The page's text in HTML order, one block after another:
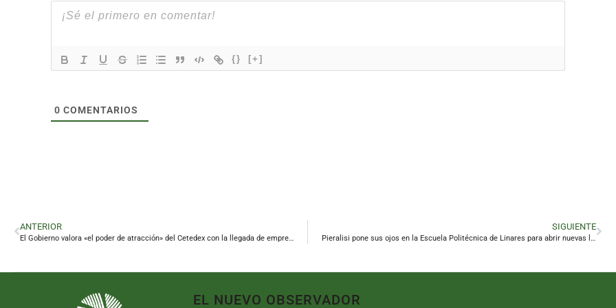
{} [+]
0 COMENTARIOS
ANTERIOR
El Gobierno valora «el poder de atracción» del Cetedex con la llegada de empresas ligadas a la defensa
SIGUIENTE
Pieralisi pone sus ojos en la Escuela Politécnica de Linares para abrir nuevas líneas de I+D+i
EL NUEVO OBSERVADOR